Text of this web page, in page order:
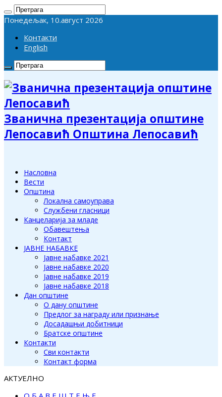
Понедељак, 10.август 2026
Контакти
English
Званична презентација општине
Лепосавић Општина Лепосавић
Насловна
Вести
Општина
Локална самоуправа
Службени гласници
Канцеларија за младе
Обавештења
Контакт
ЈАВНЕ НАБАВКЕ
Јавне набавке 2021
Јавне набавке 2020
Јавне набавке 2019
Јавне набавке 2018
Дан општине
О дану општине
Предлог за награду или признање
Досадашњи добитници
Братске општине
Контакти
Сви контакти
Контакт форма
АКТУЕЛНО